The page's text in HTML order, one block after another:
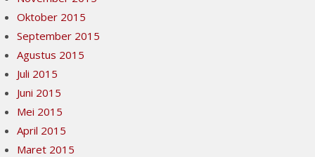
Oktober 2015
September 2015
Agustus 2015
Juli 2015
Juni 2015
Mei 2015
April 2015
Maret 2015